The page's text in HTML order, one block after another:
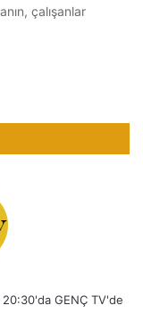
çalışanlar
GENÇ TV'de